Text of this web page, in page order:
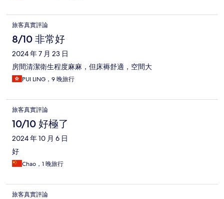
旅客真實評論
8/10 非常好
2024 年 7 月 23 日
房間清潔衛生程度麻麻，但床褥舒適，空間大
PUI LING，9 晚旅行
旅客真實評論
10/10 好極了
2024 年 10 月 6 日
好
Chao，1 晚旅行
旅客真實評論